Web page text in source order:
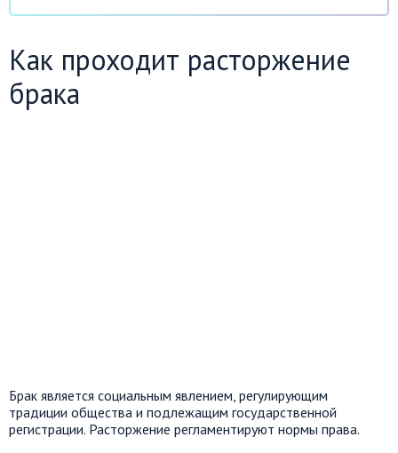
Как проходит расторжение
брака
Брак является социальным явлением, регулирующим
традиции общества и подлежащим государственной
регистрации. Расторжение регламентируют нормы права.